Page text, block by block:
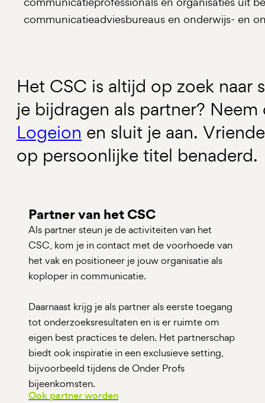
communicatieadviesbureaus en onderwijs- en
Het CSC is altijd op zoek naar
je bijdragen als partner?
Logeion en sluit je aan.
op persoonlijke titel benaderd.
Partner van het CSC
Als partner steun je de activiteiten van het
CSC, kom je in contact met de voorhoede van
het vak en positioneer je jouw organisatie als
koploper in communicatie.
Daarnaast krijg je als partner als eerste toegang
tot onderzoeksresultaten en is er ruimte om
eigen best practices te delen. Het partnerschap
biedt ook inspiratie in een exclusieve setting,
bijvoorbeeld tijdens de Onder Profs
bijeenkomsten.
Ook partner worden